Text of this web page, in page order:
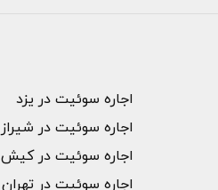
اجاره سوئیت در یزد
اجاره سوئیت در شیراز
اجاره سوئیت در کیش
اجاره سوئیت در تهران